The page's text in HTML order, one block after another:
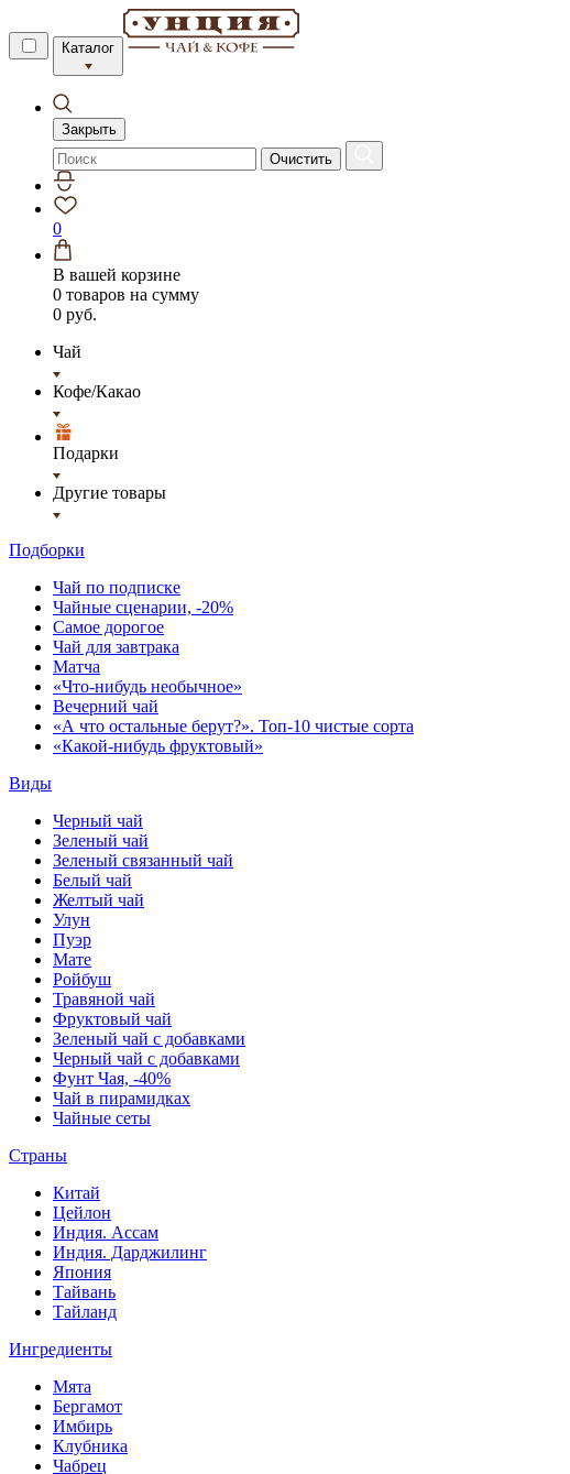
Каталог
Закрыть
Очистить
0
В вашей корзине
0 товаров на сумму
0 руб.
Чай
Кофе/Какао
Подарки
Другие товары
Подборки
Чай по подписке
Чайные сценарии, -20%
Самое дорогое
Чай для завтрака
Матча
«Что-нибудь необычное»
Вечерний чай
«А что остальные берут?». Топ-10 чистые сорта
«Какой-нибудь фруктовый»
Виды
Черный чай
Зеленый чай
Зеленый связанный чай
Белый чай
Желтый чай
Улун
Пуэр
Мате
Ройбуш
Травяной чай
Фруктовый чай
Зеленый чай с добавками
Черный чай с добавками
Фунт Чая, -40%
Чай в пирамидках
Чайные сеты
Страны
Китай
Цейлон
Индия. Ассам
Индия. Дарджилинг
Япония
Тайвань
Тайланд
Ингредиенты
Мята
Бергамот
Имбирь
Клубника
Чабрец